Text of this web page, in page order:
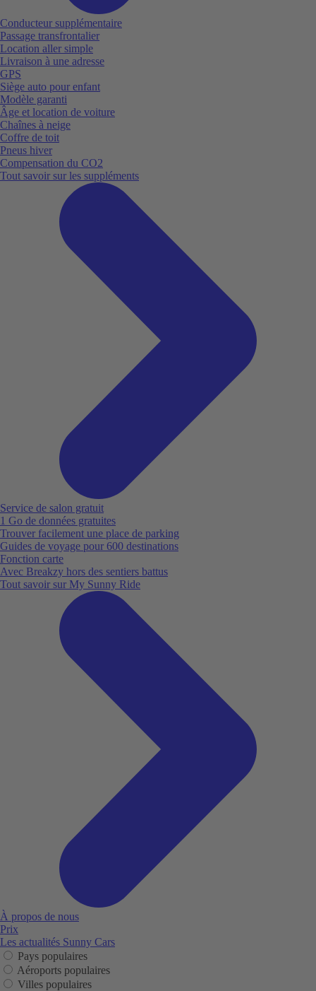
Conducteur supplémentaire
Passage transfrontalier
Location aller simple
Livraison à une adresse
GPS
Siège auto pour enfant
Modèle garanti
Âge et location de voiture
Chaînes à neige
Coffre de toit
Pneus hiver
Compensation du CO2
Tout savoir sur les suppléments
Service de salon gratuit
1 Go de données gratuites
Trouver facilement une place de parking
Guides de voyage pour 600 destinations
Fonction carte
Avec Breakzy hors des sentiers battus
Tout savoir sur My Sunny Ride
À propos de nous
Prix
Les actualités Sunny Cars
Pays populaires
Aéroports populaires
Villes populaires